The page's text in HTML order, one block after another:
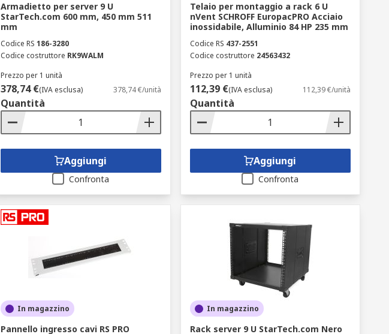
Armadietto per server 9 U
StarTech.com 600 mm, 450 mm 511
mm
Codice RS 186-3280
Codice costruttore RK9WALM
Prezzo per 1 unità
378,74 €(IVA esclusa) 378,74 €/unità
Quantità
Aggiungi
Confronta
Telaio per montaggio a rack 6 U
nVent SCHROFF EuropacPRO Acciaio
inossidabile, Alluminio 84 HP 235 mm
Codice RS 437-2551
Codice costruttore 24563432
Prezzo per 1 unità
112,39 €(IVA esclusa) 112,39 €/unità
Quantità
Aggiungi
Confronta
In magazzino
Pannello ingresso cavi RS PRO
In magazzino
Rack server 9 U StarTech.com Nero